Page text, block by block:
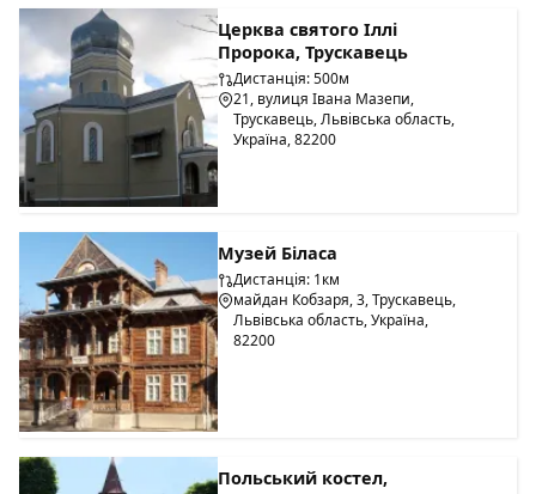
Церква святого Іллі
Пророка, Трускавець
Дистанція: 500м
21, вулиця Івана Мазепи,
Трускавець, Львівська область,
Україна, 82200
Музей Біласа
Дистанція: 1км
майдан Кобзаря, 3, Трускавець,
Львівська область, Україна,
82200
Польський костел,